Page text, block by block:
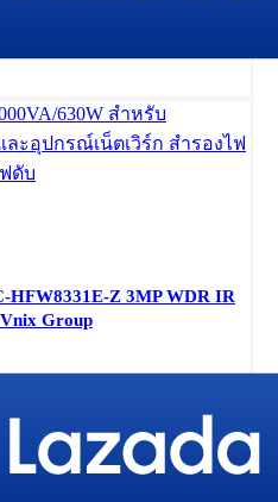
HFW8331E-Z 3MP WDR IR
Group